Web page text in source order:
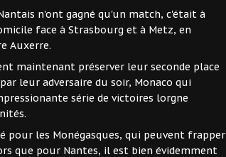
n'ont gagné qu'un match, c'était à
face à Strasbourg et à Metz, en
Auxerre.
maintenant préserver leur seconde place
leur adversaire du soir, Monaco qui
série de victoires lorgne
pour les Monégasques, qui peuvent frapper
que pour Nantes, il est bien évidemment